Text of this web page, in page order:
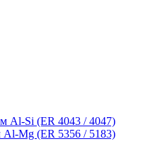
Al-Si (ER 4043 / 4047)
Al-Mg (ER 5356 / 5183)